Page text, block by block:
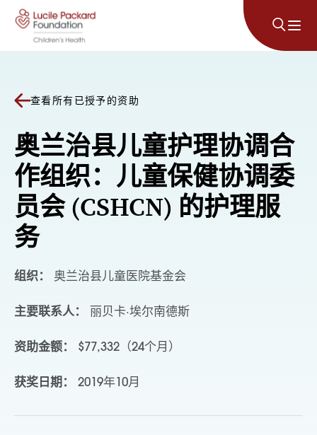
跳至内容
查看所有已授予的资助
奥兰治县儿童护理协调合
作组织：儿童保健协调委
员会 (CSHCN) 的护理服
务
组织： 奥兰治县儿童医院基金会
主要联系人： 丽贝卡·埃尔南德斯
资助金额： $77,332（24个月）
获奖日期： 2019年10月